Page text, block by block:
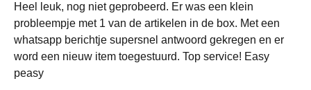
Heel leuk, nog niet geprobeerd. Er was een klein
probleempje met 1 van de artikelen in de box. Met een
whatsapp berichtje supersnel antwoord gekregen en er
word een nieuw item toegestuurd. Top service! Easy
peasy